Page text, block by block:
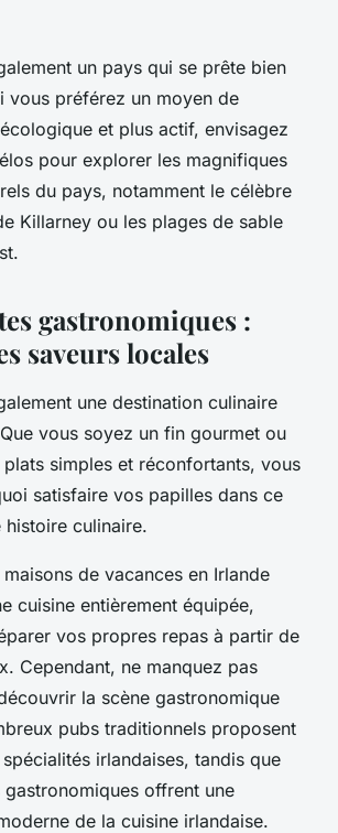
un pays qui se prête bien
vous préférez un moyen de
et plus actif, envisagez
pour explorer les magnifiques
du pays, notamment le célèbre
Killarney ou les plages de sable
gastronomiques :
saveurs locales
une destination culinaire
vous soyez un fin gourmet ou
plats simples et réconfortants, vous
satisfaire vos papilles dans ce
histoire culinaire.
de vacances en Irlande
cuisine entièrement équipée,
vos propres repas à partir de
Cependant, ne manquez pas
la scène gastronomique
pubs traditionnels proposent
irlandaises, tandis que
gastronomiques offrent une
de la cuisine irlandaise.